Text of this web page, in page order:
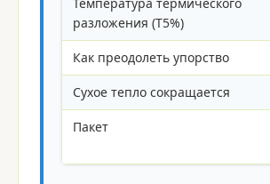
разложения (T5%)
Как преодолеть упорство
Сухое тепло сокращается
Пакет